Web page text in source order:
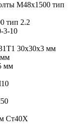
тип 2.2